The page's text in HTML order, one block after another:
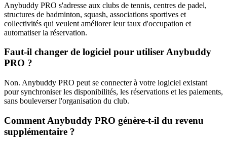
Anybuddy PRO s'adresse aux clubs de tennis, centres de padel,
structures de badminton, squash, associations sportives et
collectivités qui veulent améliorer leur taux d'occupation et
automatiser la réservation.
Faut-il changer de logiciel pour utiliser Anybuddy
PRO ?
Non. Anybuddy PRO peut se connecter à votre logiciel existant
pour synchroniser les disponibilités, les réservations et les paiements,
sans bouleverser l'organisation du club.
Comment Anybuddy PRO génère-t-il du revenu
supplémentaire ?